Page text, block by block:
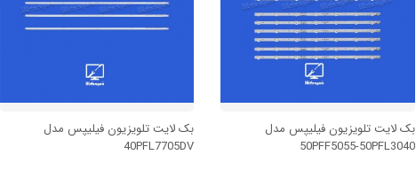
بک لایت تلویزیون فیلیپس مدل
50PFF5055-50PFL3040
بک لایت تلویزیون فیلیپس مدل
40PFL7705DV